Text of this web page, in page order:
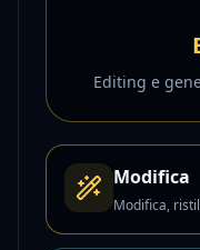
Editing e
Modifica
Modifica,